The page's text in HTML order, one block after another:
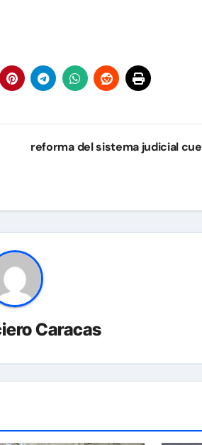
reforma del sistema judicial
Caracas